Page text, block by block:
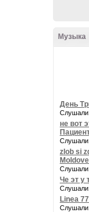
Музыка
День
не вот
zlob si
Че эт у
Linea